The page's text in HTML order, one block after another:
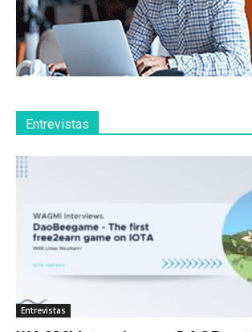
Entrevistas
Entrevistas